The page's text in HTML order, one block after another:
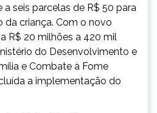
seis parcelas de R$ 50 para
da criança. Com o novo
R$ 20 milhões a 420 mil
do Desenvolvimento e
e Combate à Fome
a implementação do